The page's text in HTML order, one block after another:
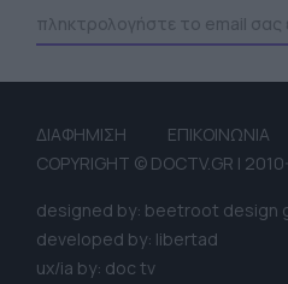
ΔΙΑΦΗΜΙΣΗ ΕΠΙΚΟΙΝΩΝΙΑ
COPYRIGHT © DOCTV.GR |
designed by: beetroot design
developed by: libertad
ux/ia by: doc tv